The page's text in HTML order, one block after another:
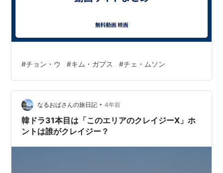
#チョン・ウ #キム・ガプス #チェ・ムソン
なるおばさんの旅日記 • 4年前
韓ドラ31本目は「このエリアのクレイジーX」ホ
ントは誰がクレイジー？